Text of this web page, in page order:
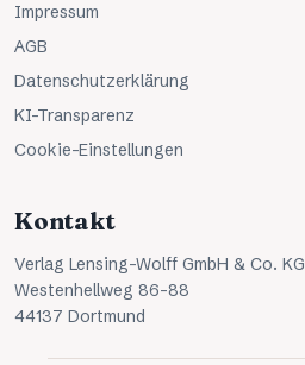
Impressum
AGB
Datenschutzerklärung
KI-Transparenz
Cookie-Einstellungen
Kontakt
Verlag Lensing-Wolff GmbH & Co. KG
Westenhellweg 86-88
44137 Dortmund